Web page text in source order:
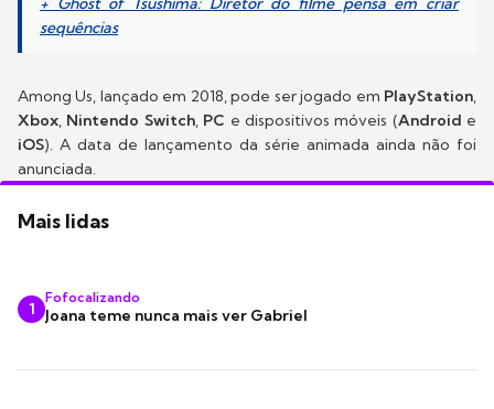
sequências
Among Us, lançado em 2018, pode ser jogado em PlayStation,
Xbox, Nintendo Switch, PC e dispositivos móveis (Android e
iOS). A data de lançamento da série animada ainda não foi
anunciada.
Mais lidas
1
Fofocalizando
Joana teme nunca mais ver Gabriel